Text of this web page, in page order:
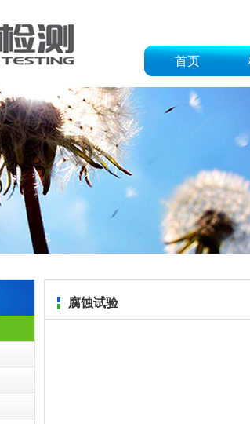
首页
腐蚀试验